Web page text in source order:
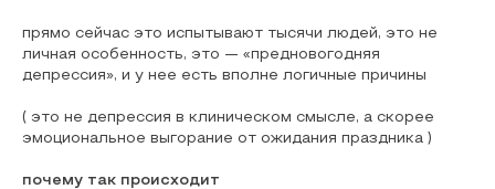
прямо сейчас это испытывают тысячи людей, это не
личная особенность, это — «предновогодняя
депрессия», и у нее есть вполне логичные причины
( это не депрессия в клиническом смысле, а скорее
эмоциональное выгорание от ожидания праздника )
почему так происходит